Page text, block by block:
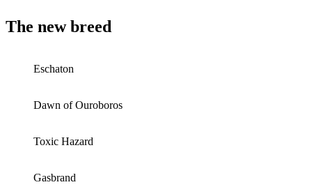
The new breed
Eschaton
Dawn of Ouroboros
Toxic Hazard
Gasbrand